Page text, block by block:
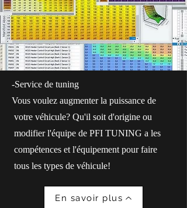
-Service de tuning
Vous voulez augmenter la puissance de
votre véhicule? Qu'il soit d'origine ou
modifier l'équipe de PFI TUNING a les
compétences et l'équipement pour faire
tous les types de véhicule!
En savoir plus